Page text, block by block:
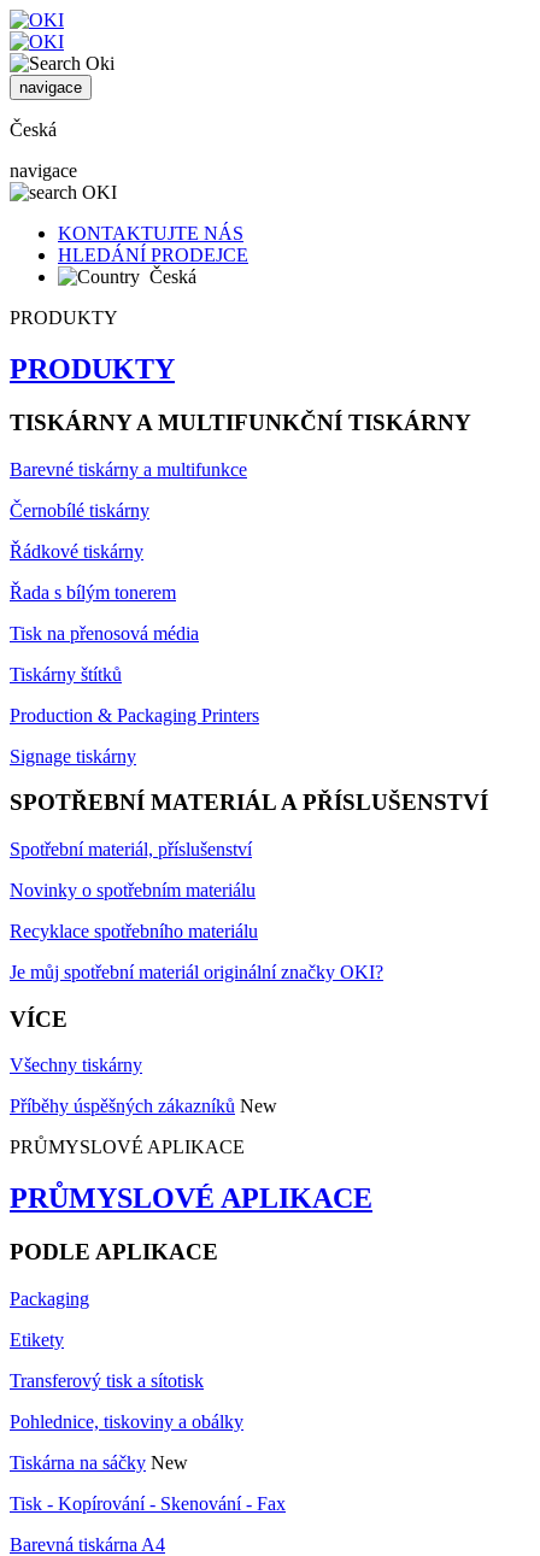
navigace
Česká
navigace
KONTAKTUJTE NÁS
HLEDÁNÍ PRODEJCE
Česká
PRODUKTY
PRODUKTY
TISKÁRNY A MULTIFUNKČNÍ TISKÁRNY
Barevné tiskárny a multifunkce
Černobílé tiskárny
Řádkové tiskárny
Řada s bílým tonerem
Tisk na přenosová média
Tiskárny štítků
Production & Packaging Printers
Signage tiskárny
SPOTŘEBNÍ MATERIÁL A PŘÍSLUŠENSTVÍ
Spotřební materiál, příslušenství
Novinky o spotřebním materiálu
Recyklace spotřebního materiálu
Je můj spotřební materiál originální značky OKI?
VÍCE
Všechny tiskárny
Příběhy úspěšných zákazníků New
PRŮMYSLOVÉ APLIKACE
PRŮMYSLOVÉ APLIKACE
PODLE APLIKACE
Packaging
Etikety
Transferový tisk a sítotisk
Pohlednice, tiskoviny a obálky
Tiskárna na sáčky New
Tisk - Kopírování - Skenování - Fax
Barevná tiskárna A4